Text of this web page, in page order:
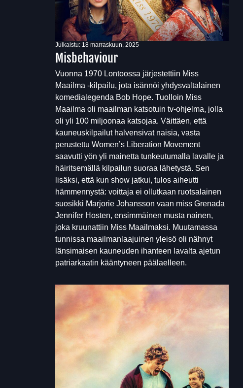
Julkaistu: 18 marraskuun, 2025
Misbehaviour
Vuonna 1970 Lontoossa järjestettiin Miss
Maailma -kilpailu, jota isännöi yhdysvaltalainen
komedialegenda Bob Hope. Tuolloin Miss
Maailma oli maailman katsotuin tv-ohjelma, jolla
oli yli 100 miljoonaa katsojaa. Väittäen, että
kauneuskilpailut halvensivat naisia, vasta
perustettu Women’s Liberation Movement
saavutti yön yli mainetta tunkeutumalla lavalle ja
häiritsemällä kilpailun suoraa lähetystä. Sen
lisäksi, että kun show jatkui, tulos aiheutti
hämmennystä: voittaja ei ollutkaan ruotsalainen
suosikki Marjorie Johansson vaan miss Grenada
Jennifer Hosten, ensimmäinen musta nainen,
joka kruunattiin Miss Maailmaksi. Muutamassa
tunnissa maailmanlaajuinen yleisö oli nähnyt
länsimaisen kauneuden ihanteen lavalta ajetun
patriarkaatin kääntyneen päälaelleen.